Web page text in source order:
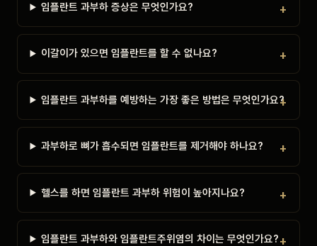
임플란트 과부하 증상은 무엇인가요?
이갈이가 있으면 임플란트를 할 수 없나요?
임플란트 과부하를 예방하는 가장 좋은 방법은 무엇인가요?
과부하로 뼈가 흡수되면 임플란트를 제거해야 하나요?
헬스를 하면 임플란트 과부하 위험이 높아지나요?
임플란트 과부하와 임플란트주위염의 차이는 무엇인가요?